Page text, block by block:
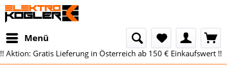
Menü
!! Aktion: Gratis Lieferung in Österreich ab 150 € Einkaufswert !!